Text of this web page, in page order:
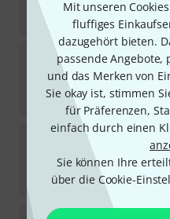
Mit unseren
fluffiges
dazugehört bieten.
passende Angebote,
und das Merken von
Sie okay ist, stimmen
für Präferenzen,
einfach durch einen
Sie können Ihre
über die Cookie-
21,95€
Bärenreiter
Sofort lieferbar
14,50 €
Bärenreiter
Sofort lieferbar
10,25€